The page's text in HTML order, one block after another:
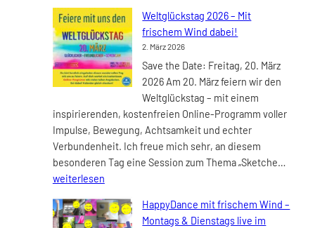
neuen
Terminen
Leben
dem
Weltglückstag 2026 – Mit
frischem Wind dabei!
2. März 2026
Save the Date: Freitag, 20. März
2026 Am 20. März feiern wir den
Weltglückstag – mit einem
inspirierenden, kostenfreien Online-Programm voller
Impulse, Bewegung, Achtsamkeit und echter
Verbundenheit. Ich freue mich sehr, an diesem
besonderen Tag eine Session zum Thema „Sketche…
Mit
weiterlesen
HappyDance mit frischem Wind –
Montags & Dienstags live im